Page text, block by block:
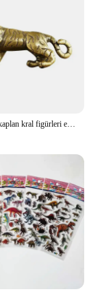
Antika bakır kaplan kral figürleri ev dekor aksesuarları Vintage pirinç hayvan dağ süsler masa süslemeleri